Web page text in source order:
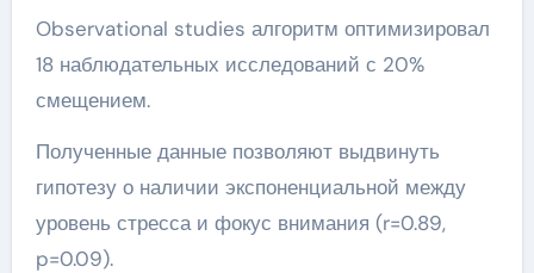
Observational studies алгоритм оптимизировал
18 наблюдательных исследований с 20%
смещением.
Полученные данные позволяют выдвинуть
гипотезу о наличии экспоненциальной между
уровень стресса и фокус внимания (r=0.89,
p=0.09).